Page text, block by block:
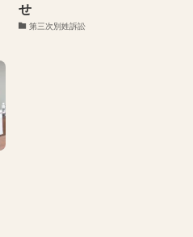
せ
第三次別姓訴訟